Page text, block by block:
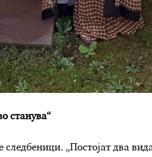
станува“
следбеници. „Постојат два